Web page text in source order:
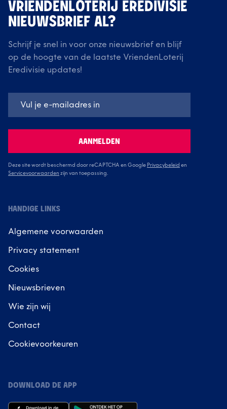
VRIENDENLOTERIJ EREDIVISIE
NIEUWSBRIEF AL?
Schrijf je snel in voor onze nieuwsbrief en blijf
op de hoogte van de laatste VriendenLoterij
Eredivisie updates!
AANMELDEN
Deze site wordt beschermd door reCAPTCHA en Google Privacybeleid en
Servicevoorwaarden zijn van toepassing.
HANDIGE LINKS
Algemene voorwaarden
Privacy statement
Cookies
Nieuwsbrieven
Wie zijn wij
Contact
Cookievoorkeuren
DOWNLOAD DE APP